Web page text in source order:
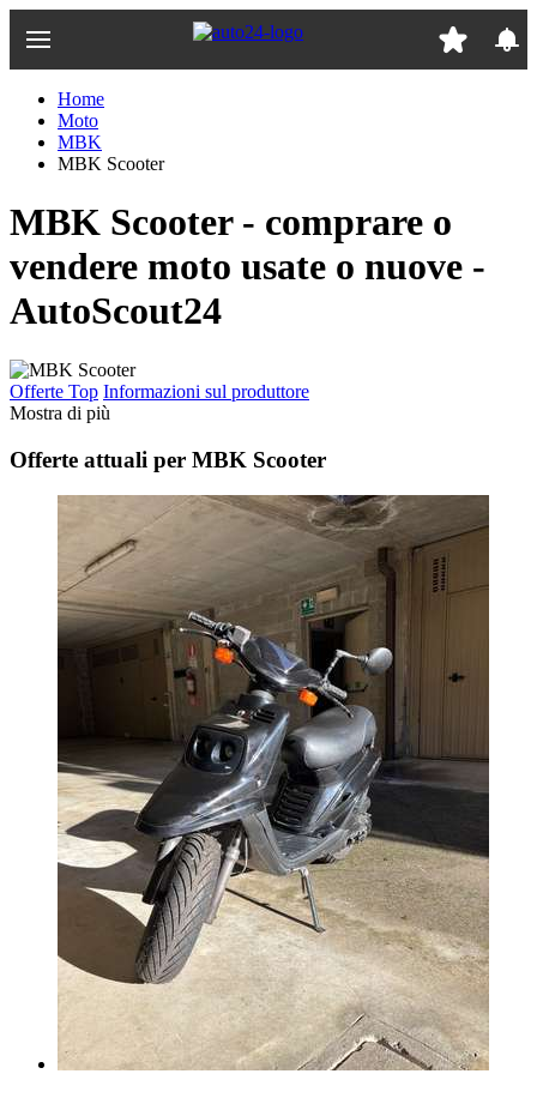
Home
Moto
MBK
MBK Scooter
MBK Scooter - comprare o
vendere moto usate o nuove -
AutoScout24
Offerte Top Informazioni sul produttore
Mostra di più
Offerte attuali per MBK Scooter